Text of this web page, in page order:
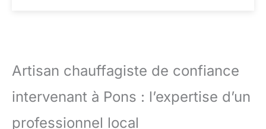
Artisan chauffagiste de confiance
intervenant à Pons : l’expertise d’un
professionnel local